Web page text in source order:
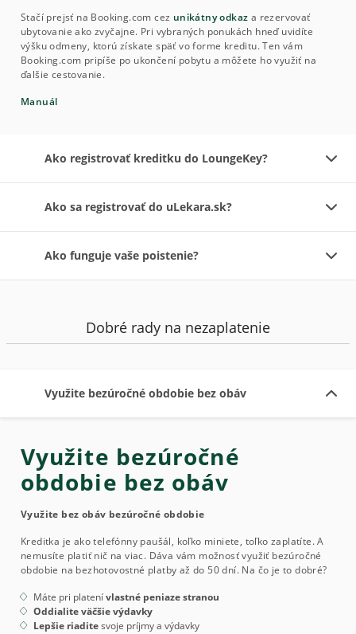
Stačí prejsť na Booking.com cez unikátny odkaz a rezervovať
ubytovanie ako zvyčajne. Pri vybraných ponukách hneď uvidíte
výšku odmeny, ktorú získate späť vo forme kreditu. Ten vám
Booking.com pripíše po ukončení pobytu a môžete ho využiť na
ďalšie cestovanie.
Manuál
Ako registrovať kreditku do LoungeKey?
Ako sa registrovať do uLekara.sk?
Ako funguje vaše poistenie?
Dobré rady na nezaplatenie
Využite bezúročné obdobie bez obáv
Využite bezúročné
obdobie bez obáv
Využite bez obáv bezúročné obdobie
Kreditka je ako telefónny paušál, koľko miniete, toľko zaplatíte. A
nemusíte platiť nič na viac. Dáva vám možnosť využiť bezúročné
obdobie na bezhotovostné platby až do 50 dní. Na čo je to dobré?
Máte pri platenívlastné peniaze stranou
Oddialite väčšie výdavky
Lepšie riaditesvoje príjmy a výdavky